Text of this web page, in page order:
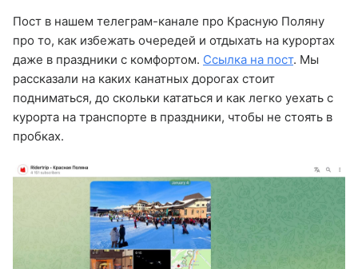
Пост в нашем телеграм-канале про Красную Поляну
про то, как избежать очередей и отдыхать на курортах
даже в праздники с комфортом. Ссылка на пост. Мы
рассказали на каких канатных дорогах стоит
подниматься, до скольки кататься и как легко уехать с
курорта на транспорте в праздники, чтобы не стоять в
пробках.